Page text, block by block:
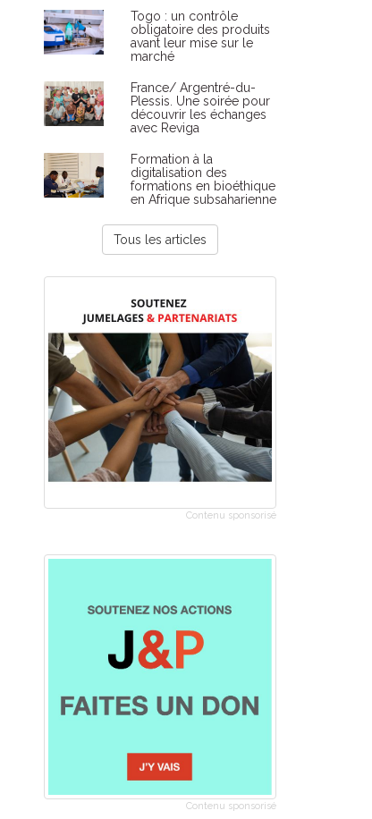
Togo : un contrôle
obligatoire des produits
avant leur mise sur le
marché
France/ Argentré-du-
Plessis. Une soirée pour
découvrir les échanges
avec Reviga
Formation à la
digitalisation des
formations en bioéthique
en Afrique subsaharienne
Tous les articles
Contenu sponsorisé
Contenu sponsorisé